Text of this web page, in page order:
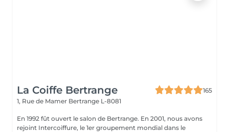
La Coiffe Bertrange
165
1, Rue de Mamer Bertrange L-8081
En 1992 fût ouvert le salon de Bertrange. En 2001, nous avons
rejoint Intercoiffure, le 1er groupement mondial dans le